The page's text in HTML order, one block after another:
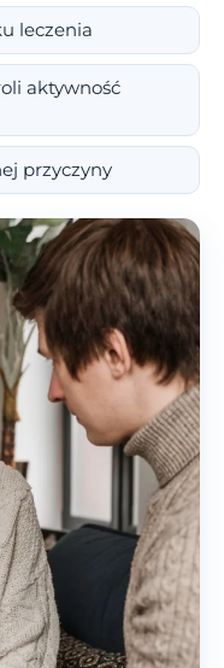
leczenia
aktywność
przyczyny